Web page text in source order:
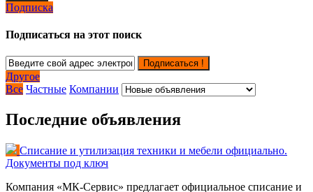
Подписка
Подписаться на этот поиск
Подписаться !
Другое
Все Частные Компании
Последние объявления
Списание и утилизация техники и мебели официально.
Документы под ключ
Компания «МК-Сервис» предлагает официальное списание и